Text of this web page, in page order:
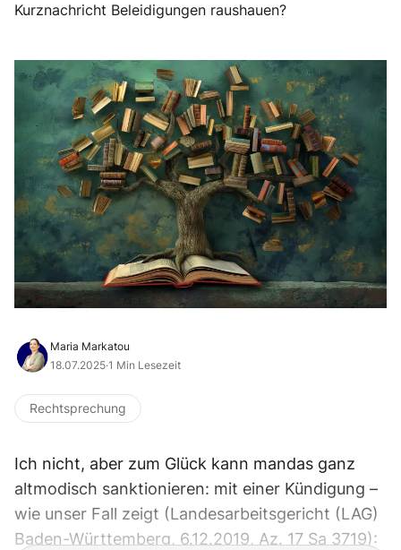
Kurznachricht Beleidigungen raushauen?
Maria Markatou
18.07.2025·1 Min Lesezeit
Rechtsprechung
Ich nicht, aber zum Glück kann mandas ganz
altmodisch sanktionieren: mit einer Kündigung –
wie unser Fall zeigt (Landesarbeitsgericht (LAG)
Baden-Württemberg, 6.12.2019, Az. 17 Sa 3719):